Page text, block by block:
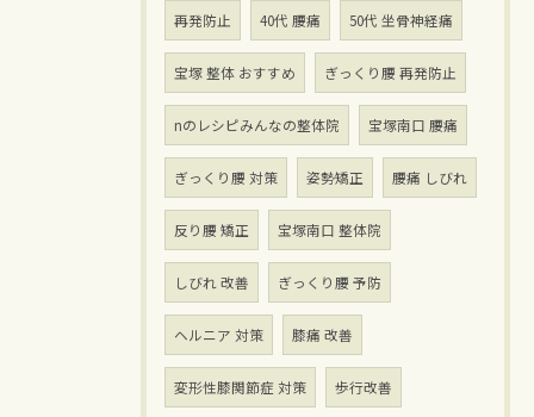
再発防止 40代 腰痛 50代 坐骨神経痛
宝塚 整体 おすすめ ぎっくり腰 再発防止
nのレシピみんなの整体院 宝塚南口 腰痛
ぎっくり腰 対策 姿勢矯正 腰痛 しびれ
反り腰 矯正 宝塚南口 整体院
しびれ 改善 ぎっくり腰 予防
ヘルニア 対策 膝痛 改善
変形性膝関節症 対策 歩行改善